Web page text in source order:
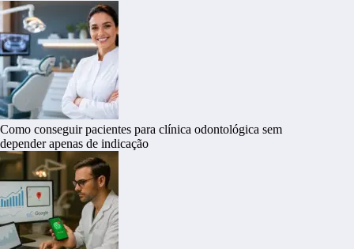
Como conseguir pacientes para clínica odontológica sem
depender apenas de indicação